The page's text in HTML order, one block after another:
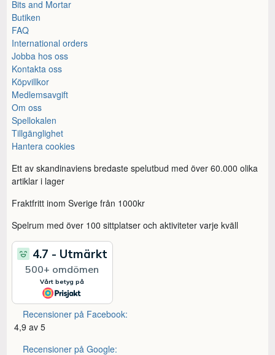
Bits and Mortar
Butiken
FAQ
International orders
Jobba hos oss
Kontakta oss
Köpvillkor
Medlemsavgift
Om oss
Spellokalen
Tillgänglighet
Hantera cookies
Ett av skandinaviens bredaste spelutbud med över 60.000 olika
artiklar i lager
Fraktfritt inom Sverige från 1000kr
Spelrum med över 100 sittplatser och aktiviteter varje kväll
Recensioner på Facebook:
4,9 av 5
Recensioner på Google: